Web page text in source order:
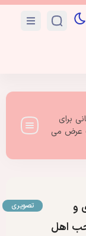
برای
عرض می
و
اهل
تصویری